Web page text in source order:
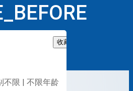
收藏
不限 | 不限年龄